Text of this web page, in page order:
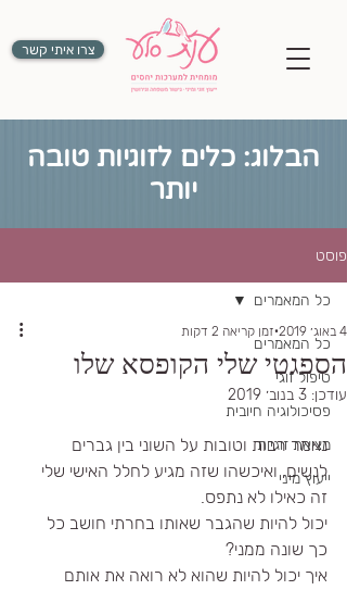
צרו איתי קשר
הבלוג: כלים לזוגיות טובה
יותר
פוסט
כל המאמרים
טיפול זוגי
פסיכולוגיה חיובית
מציאת זוגיות
ייעוץ מיני
כל המאמרים
הספגטי שלי הקופסא שלו
4 באוג׳ 2019 זמן קריאה 2 דקות
עודכן: 3 בנוב׳ 2019
נאמר רבות וטובות על השוני בין גברים
לנשים, ואיכשהו שזה מגיע לחלל האישי שלי
זה כאילו לא נתפס.
יכול להיות שהגבר שאותו בחרתי חושב כל
כך שונה ממני?
איך יכול להיות שהוא לא רואה את אותם